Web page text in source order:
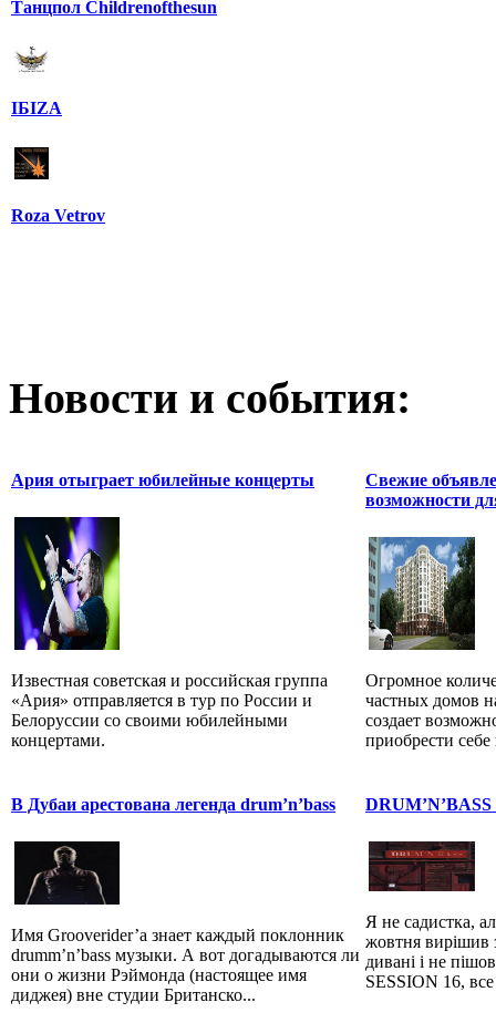
Танцпол Childrenofthesun
IБIZA
Roza Vetrov
Новости и события:
Ария отыграет юбилейные концерты
Известная советская и российская группа
«Ария» отправляется в тур по России и
Белоруссии со своими юбилейными
концертами.
Свежие
возможности
Огромное
частных домов
создает
приобрести
В Дубаи арестована легенда drum’n’bass
Имя Grooverider’а знает каждый поклонник
drumm’n’bass музыки. А вот догадываются ли
они о жизни Рэймонда (настоящее имя
диджея) вне студии Британско...
Я не садистка,
жовтня вирішив
дивані і не
SESSION 16,